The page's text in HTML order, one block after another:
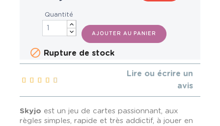
Quantité
AJOUTER AU PANIER
 Rupture de stock
Lire ou écrire un
avis
Skyjo est un jeu de cartes passionnant, aux
règles simples, rapide et très addictif, à jouer en